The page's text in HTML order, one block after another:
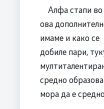
Алфа стапи во
ова
имаме и како се
добиле пари,
средно
мора да е